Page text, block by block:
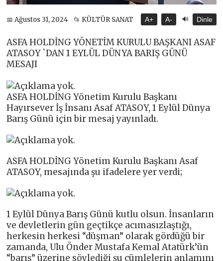
📅 Ağustos 31, 2024 📂 KÜLTÜR SANAT A+ A- 🔊 Dinle
ASFA HOLDİNG YÖNETİM KURULU BAŞKANI ASAF
ATASOY `DAN 1 EYLÜL DÜNYA BARIŞ GÜNÜ
MESAJI
ASFA HOLDİNG Yönetim Kurulu Başkanı
Hayırsever İş İnsanı Asaf ATASOY, 1 Eylül Dünya
Barış Günü için bir mesaj yayınladı.
ASFA HOLDİNG Yönetim Kurulu Başkanı Asaf
ATASOY, mesajında şu ifadelere yer verdi;
1 Eylül Dünya Barış Günü kutlu olsun. İnsanların
ve devletlerin gün geçtikçe acımasızlaştığı,
herkesin herkesi “düşman” olarak gördüğü bir
zamanda, Ulu Önder Mustafa Kemal Atatürk’ün
“barış” üzerine söylediği şu cümlelerin anlamını